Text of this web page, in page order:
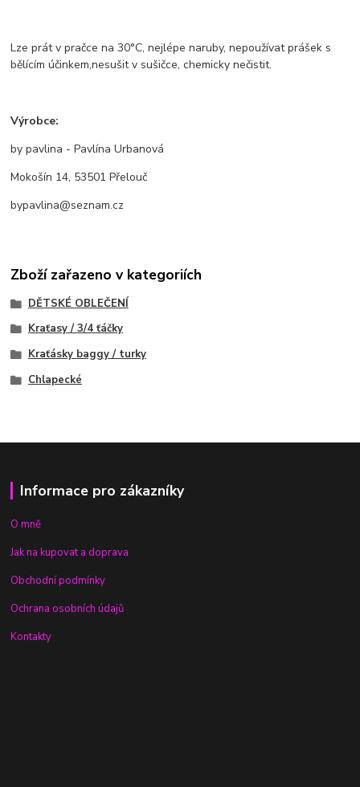
Lze prát v pračce na 30°C, nejlépe naruby, nepoužívat prášek s
bělícím účinkem,nesušit v sušičce, chemicky nečistit.
Výrobce:
by pavlina - Pavlína Urbanová
Mokošín 14, 53501 Přelouč
bypavlina@seznam.cz
Zboží zařazeno v kategoriích
DĚTSKÉ OBLEČENÍ
Kraťasy / 3/4 ťáčky
Kraťásky baggy / turky
Chlapecké
Informace pro zákazníky
O mně
Jak na kupovat a doprava
Obchodní podmínky
Ochrana osobních údajů
Kontakty